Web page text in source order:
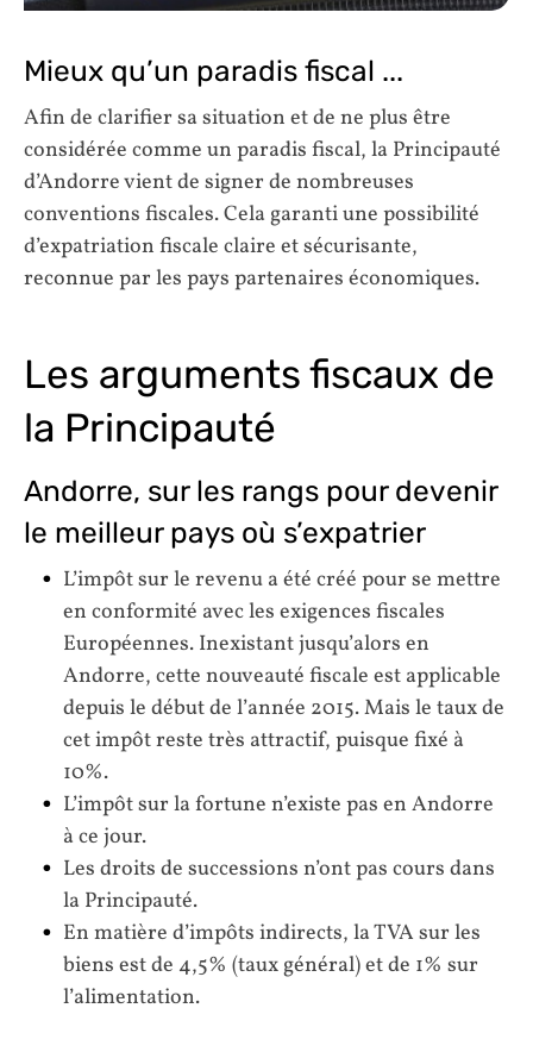
Mieux qu’un paradis fiscal ...
Afin de clarifier sa situation et de ne plus être
considérée comme un paradis fiscal, la Principauté
d’Andorre vient de signer de nombreuses
conventions fiscales. Cela garanti une possibilité
d’expatriation fiscale claire et sécurisante,
reconnue par les pays partenaires économiques.
Les arguments fiscaux de
la Principauté
Andorre, sur les rangs pour devenir
le meilleur pays où s’expatrier
L’impôt sur le revenu a été créé pour se mettre
en conformité avec les exigences fiscales
Européennes. Inexistant jusqu’alors en
Andorre, cette nouveauté fiscale est applicable
depuis le début de l’année 2015. Mais le taux de
cet impôt reste très attractif, puisque fixé à
10%.
L’impôt sur la fortune n’existe pas en Andorre
à ce jour.
Les droits de successions n’ont pas cours dans
la Principauté.
En matière d’impôts indirects, la TVA sur les
biens est de 4,5% (taux général) et de 1% sur
l’alimentation.